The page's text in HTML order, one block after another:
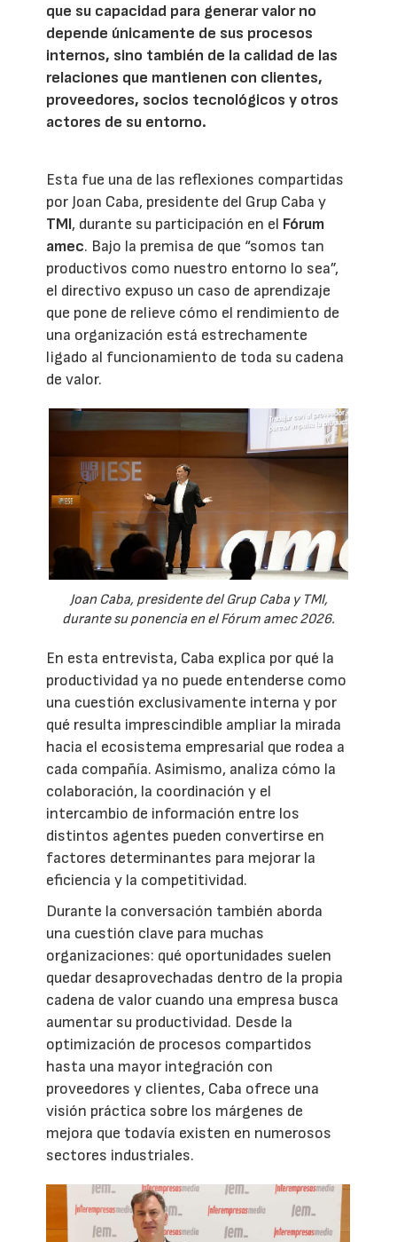
que su capacidad para generar valor no
depende únicamente de sus procesos
internos, sino también de la calidad de las
relaciones que mantienen con clientes,
proveedores, socios tecnológicos y otros
actores de su entorno.
Esta fue una de las reflexiones compartidas
por Joan Caba, presidente del Grup Caba y
TMI, durante su participación en el Fórum
amec. Bajo la premisa de que “somos tan
productivos como nuestro entorno lo sea”,
el directivo expuso un caso de aprendizaje
que pone de relieve cómo el rendimiento de
una organización está estrechamente
ligado al funcionamiento de toda su cadena
de valor.
Joan Caba, presidente del Grup Caba y TMI,
durante su ponencia en el Fórum amec 2026.
En esta entrevista, Caba explica por qué la
productividad ya no puede entenderse como
una cuestión exclusivamente interna y por
qué resulta imprescindible ampliar la mirada
hacia el ecosistema empresarial que rodea a
cada compañía. Asimismo, analiza cómo la
colaboración, la coordinación y el
intercambio de información entre los
distintos agentes pueden convertirse en
factores determinantes para mejorar la
eficiencia y la competitividad.
Durante la conversación también aborda
una cuestión clave para muchas
organizaciones: qué oportunidades suelen
quedar desaprovechadas dentro de la propia
cadena de valor cuando una empresa busca
aumentar su productividad. Desde la
optimización de procesos compartidos
hasta una mayor integración con
proveedores y clientes, Caba ofrece una
visión práctica sobre los márgenes de
mejora que todavía existen en numerosos
sectores industriales.